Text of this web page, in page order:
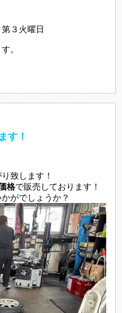
３火曜日
。
す！
致します！
格で販売しております！
がでしょうか？